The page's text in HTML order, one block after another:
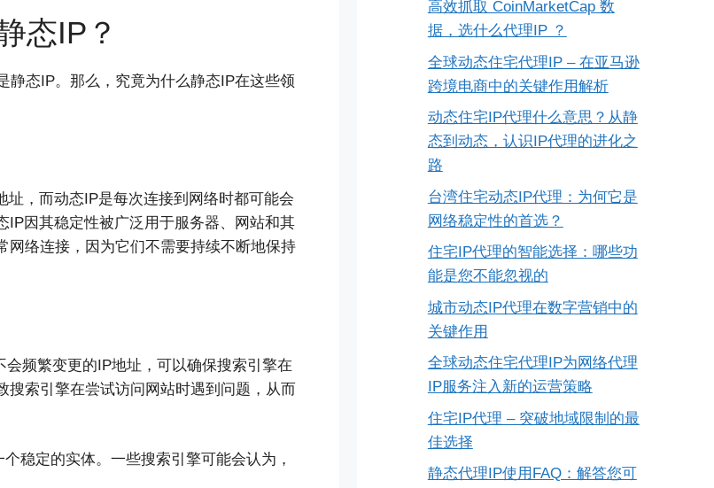
态IP？
静态IP。那么，究竟为什么静态IP在这些领
，而动态IP是每次连接到网络时都可能会
IP因其稳定性被广泛用于服务器、网站和其
网络连接，因为它们不需要持续不断地保持
频繁变更的IP地址，可以确保搜索引擎在
搜索引擎在尝试访问网站时遇到问题，从而
稳定的实体。一些搜索引擎可能会认为，
高效抓取 CoinMarketCap 数
据，选什么代理IP ？
全球动态住宅代理IP – 在亚马逊
跨境电商中的关键作用解析
动态住宅IP代理什么意思？从静
态到动态，认识IP代理的进化之
路
台湾住宅动态IP代理：为何它是
网络稳定性的首选？
住宅IP代理的智能选择：哪些功
能是您不能忽视的
城市动态IP代理在数字营销中的
关键作用
全球动态住宅代理IP为网络代理
IP服务注入新的运营策略
住宅IP代理 – 突破地域限制的最
佳选择
静态代理IP使用FAQ：解答您可